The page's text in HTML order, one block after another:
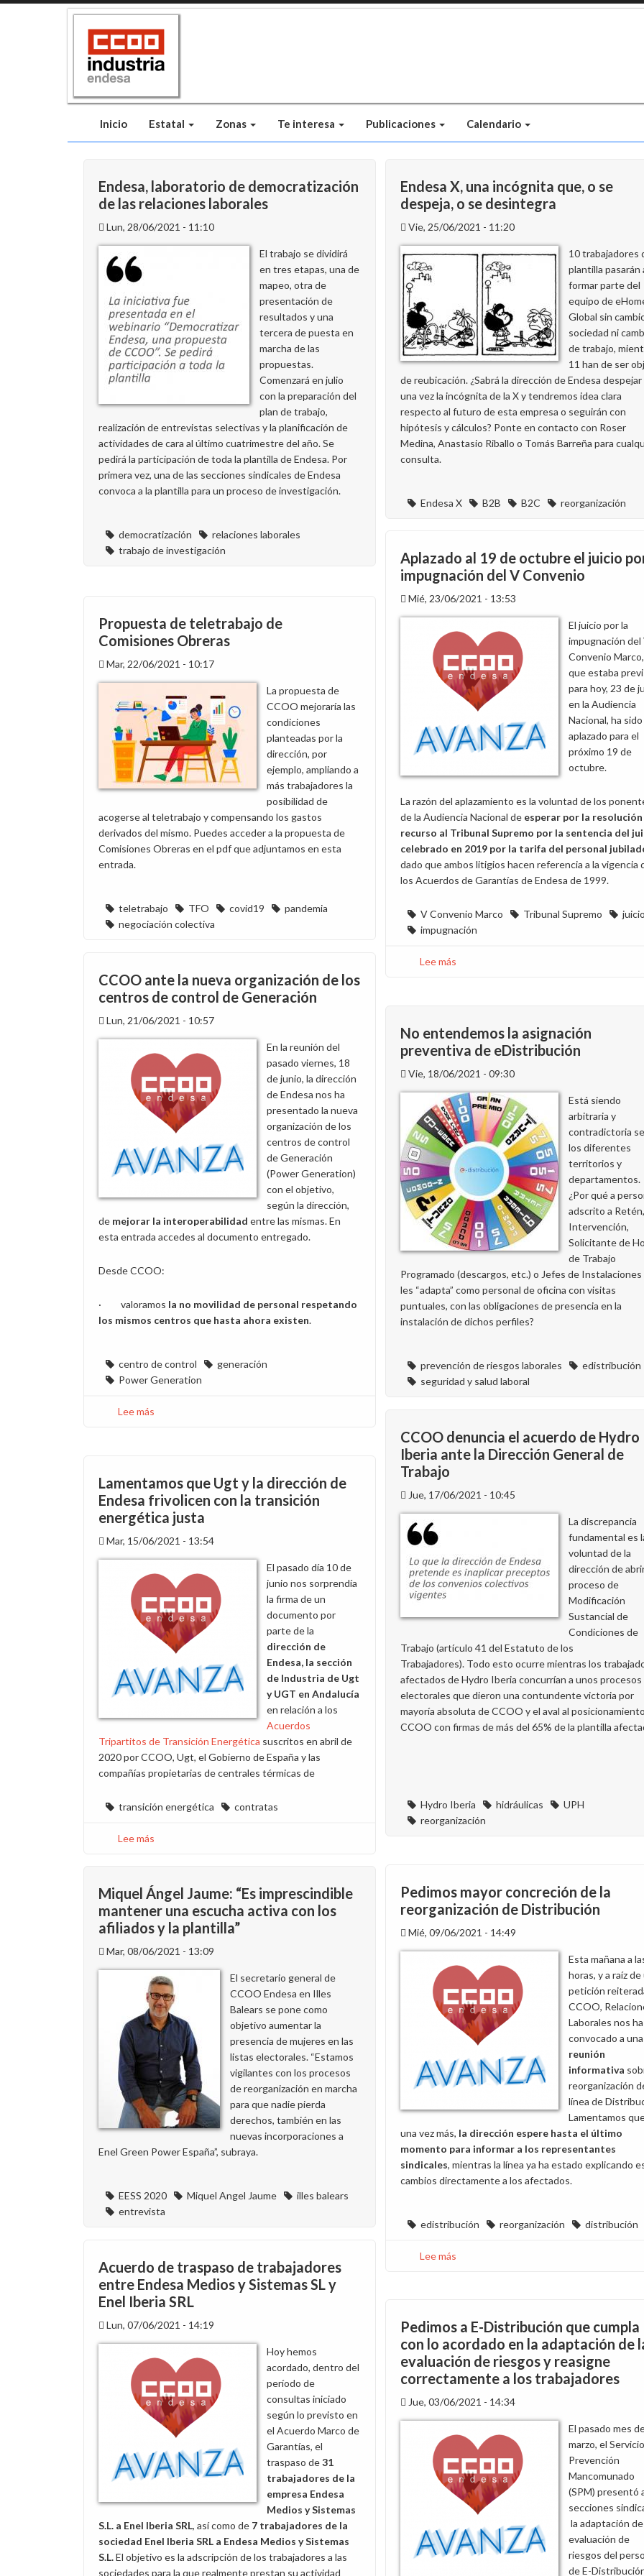
Inicio Estatal Zonas Te interesa Publicaciones Calendario
Endesa, laboratorio de democratización
de las relaciones laborales
Lun, 28/06/2021 - 11:10
El trabajo se dividirá
en tres etapas, una de
mapeo, otra de
presentación de
resultados y una
tercera de puesta en
marcha de las
propuestas.
Comenzará en julio
con la preparación del
plan de trabajo,
realización de entrevistas selectivas y la planificación de
actividades de cara al último cuatrimestre del año. Se
pedirá la participación de toda la plantilla de Endesa. Por
primera vez, una de las secciones sindicales de Endesa
convoca a la plantilla para un proceso de investigación.
democratización
relaciones laborales
trabajo de investigación
Endesa X, una incógnita que, o se
despeja, o se desintegra
Vie, 25/06/2021 - 11:20
10 trabajadores
plantilla pasarán
formar parte del
equipo de
Global sin
sociedad ni
de trabajo,
11 han de ser
de reubicación. ¿Sabrá la dirección de Endesa
una vez la incógnita de la X y tendremos idea clara
respecto al futuro de esta empresa o seguirán con
hipótesis y cálculos? Ponte en contacto con Roser
Medina, Anastasio Riballo o Tomás Barreña para
consulta.
Endesa X B2B B2C reorganización
Aplazado al 19 de octubre el juicio
impugnación del V Convenio
Mié, 23/06/2021 - 13:53
El juicio por la
impugnación del
Convenio Marco,
que estaba
para hoy, 23 de
en la Audiencia
Nacional, ha sido
aplazado para el
próximo 19 de
octubre.
La razón del aplazamiento es la voluntad de los
de la Audiencia Nacional de esperar por la
recurso al Tribunal Supremo por la sentencia del
celebrado en 2019 por la tarifa del personal
dado que ambos litigios hacen referencia a la vigencia
los Acuerdos de Garantías de Endesa de 1999.
V Convenio Marco Tribunal Supremo
juicio
impugnación
Lee más
de
octubre
el
juicio
la
impugnación
del
V
Convenio
Propuesta de teletrabajo de
Comisiones Obreras
Mar, 22/06/2021 - 10:17
La propuesta de
CCOO mejoraría las
condiciones
planteadas por la
dirección, por
ejemplo, ampliando a
más trabajadores la
posibilidad de
acogerse al teletrabajo y compensando los gastos
derivados del mismo. Puedes acceder a la propuesta de
Comisiones Obreras en el pdf que adjuntamos en esta
entrada.
teletrabajo TFO covid19
pandemia
negociación colectiva
CCOO ante la nueva organización de los
centros de control de Generación
Lun, 21/06/2021 - 10:57
En la reunión del
pasado viernes, 18
de junio, la dirección
de Endesa nos ha
presentado la nueva
organización de los
centros de control
de Generación
(Power Generation)
con el objetivo,
según la dirección,
de mejorar la interoperabilidad entre las mismas. En
esta entrada accedes al documento entregado.
Desde CCOO:
· valoramos la no movilidad de personal respetando
los mismos centros que hasta ahora existen.
centro de control
generación
Power Generation
Lee más
organización
de
los
centros
Generación
No entendemos la asignación
preventiva de eDistribución
Vie, 18/06/2021 - 09:30
Está siendo
arbitraria y
contradictoria
los diferentes
territorios y
departamentos.
¿Por qué a
adscrito a Retén,
Intervención,
Solicitante de
de Trabajo
Programado (descargos, etc.) o Jefes de Instalaciones
les “adapta” como personal de oficina con visitas
puntuales, con las obligaciones de presencia en la
instalación de dichos perfiles?
prevención de riesgos laborales
edistribución
seguridad y salud laboral
CCOO denuncia el acuerdo de Hydro
Iberia ante la Dirección General de
Trabajo
Jue, 17/06/2021 - 10:45
La discrepancia
fundamental es
voluntad de la
dirección de
proceso de
Modificación
Sustancial de
Condiciones de
Trabajo (artículo 41 del Estatuto de los
Trabajadores). Todo esto ocurre mientras los
afectados de Hydro Iberia concurrían a unos procesos
electorales que dieron una contundente victoria por
mayoría absoluta de CCOO y el aval al
CCOO con firmas de más del 65% de la plantilla
Hydro Iberia hidráulicas
UPH
reorganización
Lamentamos que Ugt y la dirección de
Endesa frivolicen con la transición
energética justa
Mar, 15/06/2021 - 13:54
El pasado día 10 de
junio nos sorprendía
la firma de un
documento por
parte de la
dirección de
Endesa, la sección
de Industria de Ugt
y UGT en Andalucía
en relación a los
Acuerdos
Tripartitos de Transición Energética suscritos en abril de
2020 por CCOO, Ugt, el Gobierno de España y las
compañías propietarias de centrales térmicas de
transición energética contratas
Lee más
y
la
dirección
de
frivolicen
con
la
transición
energética
justa
Pedimos mayor concreción de la
reorganización de Distribución
Mié, 09/06/2021 - 14:49
Esta mañana a
horas, y a raíz de
petición
CCOO,
Laborales nos ha
convocado a una
reunión
informativa
reorganización
línea de
Lamentamos
una vez más, la dirección espere hasta el último
momento para informar a los representantes
sindicales, mientras la línea ya ha estado explicando
cambios directamente a los afectados.
edistribución reorganización distribución
Lee más
la
reorganización
de
Distribución
Miquel Ángel Jaume: “Es imprescindible
mantener una escucha activa con los
afiliados y la plantilla”
Mar, 08/06/2021 - 13:09
El secretario general de
CCOO Endesa en Illes
Balears se pone como
objetivo aumentar la
presencia de mujeres en las
listas electorales. “Estamos
vigilantes con los procesos
de reorganización en marcha
para que nadie pierda
derechos, también en las
nuevas incorporaciones a
Enel Green Power España”, subraya.
EESS 2020 Miquel Angel Jaume
illes balears
entrevista
Acuerdo de traspaso de trabajadores
entre Endesa Medios y Sistemas SL y
Enel Iberia SRL
Lun, 07/06/2021 - 14:19
Hoy hemos
acordado, dentro del
período de
consultas iniciado
según lo previsto en
el Acuerdo Marco de
Garantías, el
traspaso de31
trabajadores de la
empresa Endesa
Medios y Sistemas
S.L. a Enel Iberia SRL, así como de 7 trabajadores de la
sociedad Enel Iberia SRL a Endesa Medios y Sistemas
S.L.El objetivo es la adscripción de los trabajadores a las
sociedades para la que realmente prestan su actividad
Pedimos a E-Distribución que cumpla
con lo acordado en la adaptación de
evaluación de riesgos y reasigne
correctamente a los trabajadores
Jue, 03/06/2021 - 14:34
El pasado mes
marzo, el
Prevención
Mancomunado
(SPM) presentó
secciones
la adaptación de
evaluación de
riesgos del
de E-